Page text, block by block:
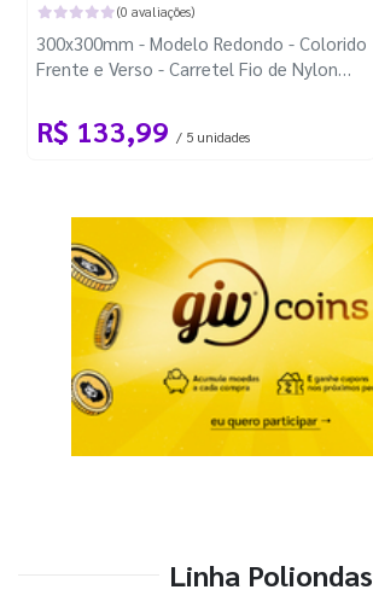
(0 avaliações)
300x300mm - Modelo Redondo - Colorido
Frente e Verso - Carretel Fio de Nylon
R$ 133,99 / 5 unidades
Linha Poliondas